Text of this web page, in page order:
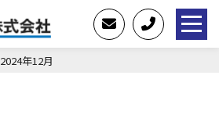
2024年12月